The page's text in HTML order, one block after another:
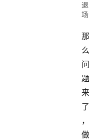
退
场
那
么
问
题
来
了
，
做